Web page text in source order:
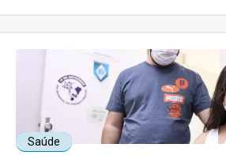
Saúde